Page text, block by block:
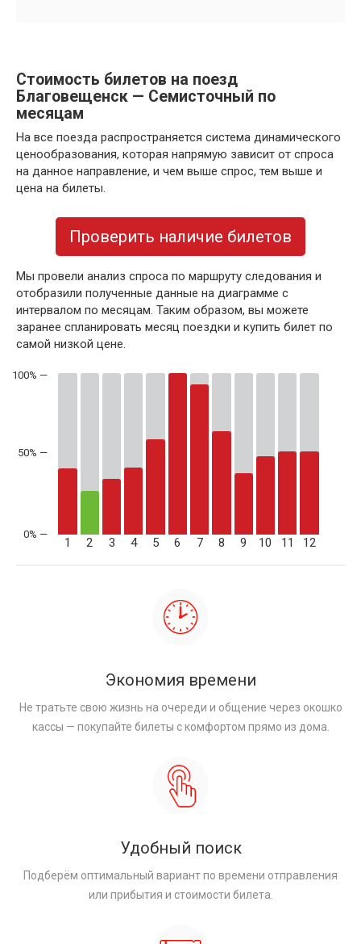
Стоимость билетов на поезд
Благовещенск — Семисточный по
месяцам
На все поезда распространяется система динамического
ценообразования, которая напрямую зависит от спроса
на данное направление, и чем выше спрос, тем выше и
цена на билеты.
Проверить наличие билетов
Мы провели анализ спроса по маршруту следования и
отобразили полученные данные на диаграмме с
интервалом по месяцам. Таким образом, вы можете
заранее спланировать месяц поездки и купить билет по
самой низкой цене.
50% —
1 2 3 4 5 6 7 8 9 10 11 12
Экономия времени
Не тратьте свою жизнь на очереди и общение через окошко
кассы — покупайте билеты с комфортом прямо из дома.
Удобный поиск
Подберём оптимальный вариант по времени отправления
или прибытия и стоимости билета.